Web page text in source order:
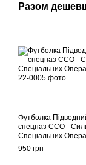
Разом
Футболка
спецназ ССО -
Спеціальних
950 грн